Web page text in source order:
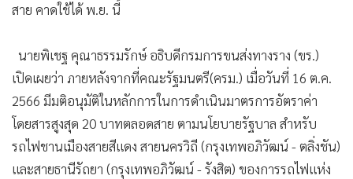
สาย คาดใช้ได้ พ.ย. นี้
นายพิเชฐ คุณาธรรมรักษ์ อธิบดีกรมการขนส่งทางราง (ขร.)
เปิดเผยว่า ภายหลังจากที่คณะรัฐมนตรี(ครม.) เมื่อวันที่ 16 ต.ค.
2566 มีมติอนุมัติในหลักการในการดำเนินมาตรการอัตราค่า
โดยสารสูงสุด 20 บาทตลอดสาย ตามนโยบายรัฐบาล สำหรับ
รถไฟชานเมืองสายสีแดง สายนครวิถี (กรุงเทพอภิวัฒน์ - ตลิ่งชัน)
และสายธานีรัถยา (กรุงเทพอภิวัฒน์ - รังสิต) ของการรถไฟแห่ง